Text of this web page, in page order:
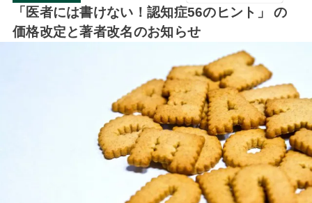
「医者には書けない！認知症56のヒント」 の
価格改定と著者改名のお知らせ